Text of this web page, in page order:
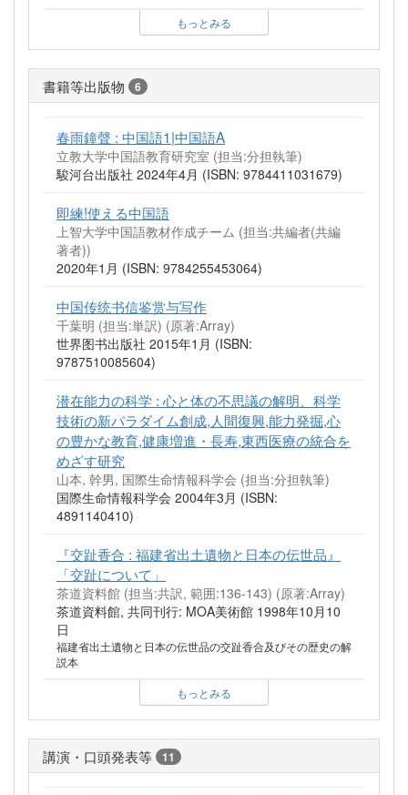
もっとみる
書籍等出版物 6
春雨鐘聲 : 中国語1|中国語A
立教大学中国語教育研究室 (担当:分担執筆)
駿河台出版社 2024年4月 (ISBN: 9784411031679)
即練!使える中国語
上智大学中国語教材作成チーム (担当:共編者(共編
著者))
2020年1月 (ISBN: 9784255453064)
中国传统书信鉴赏与写作
千葉明 (担当:単訳) (原著:Array)
世界图书出版社 2015年1月 (ISBN:
9787510085604)
潜在能力の科学 : 心と体の不思議の解明、科学
技術の新パラダイム創成,人間復興,能力発掘,心
の豊かな教育,健康増進・長寿,東西医療の統合を
めざす研究
山本, 幹男, 国際生命情報科学会 (担当:分担執筆)
国際生命情報科学会 2004年3月 (ISBN:
4891140410)
『交趾香合 : 福建省出土遺物と日本の伝世品』
「交趾について」
茶道資料館 (担当:共訳, 範囲:136-143) (原著:Array)
茶道資料館, 共同刊行: MOA美術館 1998年10月10
日
福建省出土遺物と日本の伝世品の交趾香合及びその歴史の解
説本
もっとみる
講演・口頭発表等 11